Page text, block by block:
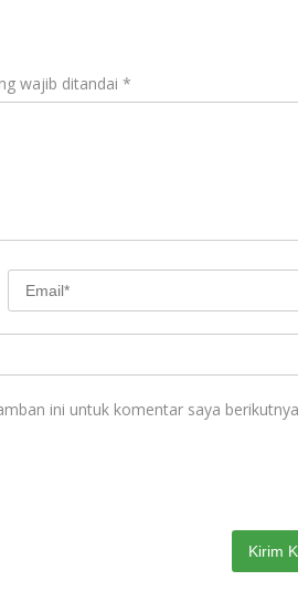
wajib ditandai *
ini untuk komentar saya